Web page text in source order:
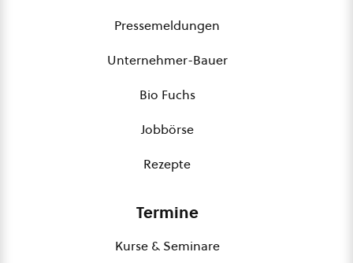
Pressemeldungen
Unternehmer-Bauer
Bio Fuchs
Jobbörse
Rezepte
Termine
Kurse & Seminare